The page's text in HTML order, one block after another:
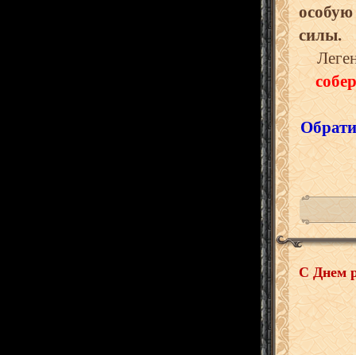
особую
силы.
С Днем